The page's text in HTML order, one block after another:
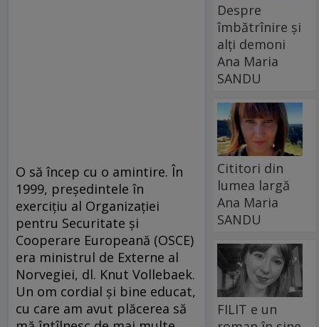
O să încep cu o amintire. În
1999, preşedintele în
exerciţiu al Organizaţiei
pentru Securitate şi
Cooperare Europeană (OSCE)
era ministrul de Externe al
Norvegiei, dl. Knut Vollebaek.
Un om cordial şi bine educat,
cu care am avut plăcerea să
Despre
îmbătrînire și
alți demoni
Ana Maria
SANDU
Cititori din
lumea largă
Ana Maria
SANDU
FILIT e un